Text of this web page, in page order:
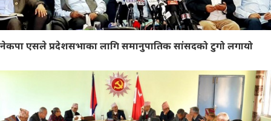
नेकपा एसले प्रदेशसभाका लागि समानुपातिक सांसदको टुगो लगायो